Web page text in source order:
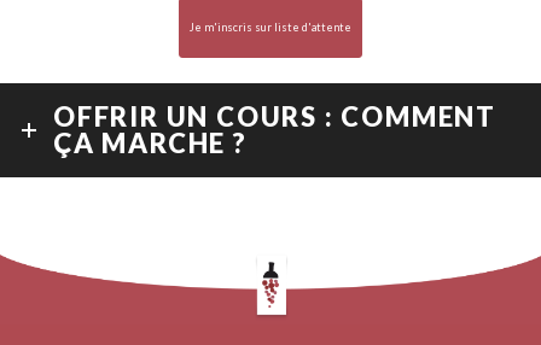
Je m'inscris sur liste d'attente
OFFRIR UN COURS : COMMENT
ÇA MARCHE ?